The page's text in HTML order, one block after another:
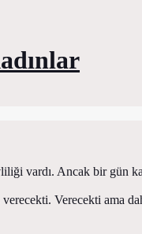
vardı. Ancak bir gün
Verecekti ama